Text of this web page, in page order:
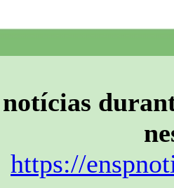
notícias
https://